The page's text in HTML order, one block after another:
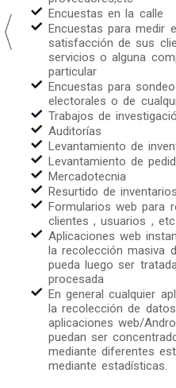
Encuestas en la calle
Encuestas para medir
satisfacción de sus
servicios o alguna
particular
Encuestas para
electorales o de
Trabajos de
Auditorías
Levantamiento de
Levantamiento de
Mercadotecnia
Resurtido de inventarios
Formularios web para
clientes , usuarios , etc
Aplicaciones web
la recolección masiva
pueda luego ser
procesada
En general cualquier
la recolección de
aplicaciones web/
puedan ser
mediante diferentes
mediante estadísticas.